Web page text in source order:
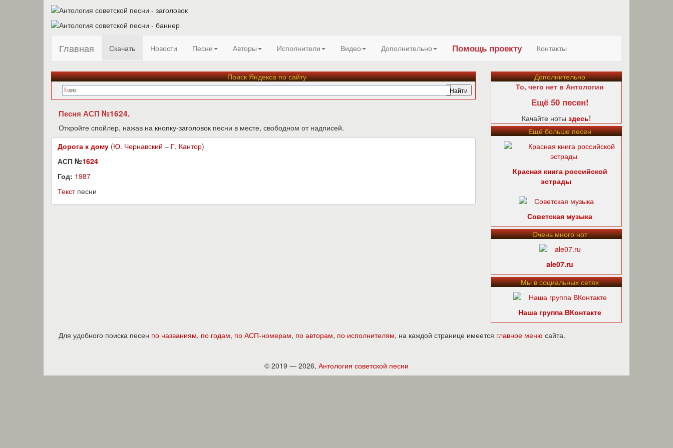
Главная Скачать Новости Песни Авторы Исполнители Видео Дополнительно Помощь проекту Контакты
Поиск Яндекса по сайту
Песня АСП №1624.
Откройте спойлер, нажав на кнопку-заголовок песни в месте, свободном от надписей.
Дорога к дому (Ю. Чернавский – Г. Кантор)
АСП №1624
Год: 1987
Текстпесни
Дополнительно
То, чего нет в Антологии
Ещё 50 песен!
Качайте ноты здесь!
Ещё больше песен
Красная книга российской
эстрады
Советская музыка
Очень много нот
ale07.ru
Мы в социальных сетях
Наша группа ВКонтакте
Для удобного поиска песен по названиям, по годам, по АСП-номерам, по авторам, по исполнителям, на каждой странице имеется главное меню сайта.
© 2019 — 2026, Антология советской песни